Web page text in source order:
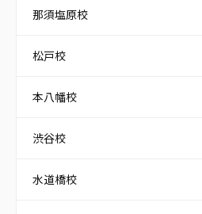
那須塩原校
松戸校
本八幡校
渋谷校
水道橋校